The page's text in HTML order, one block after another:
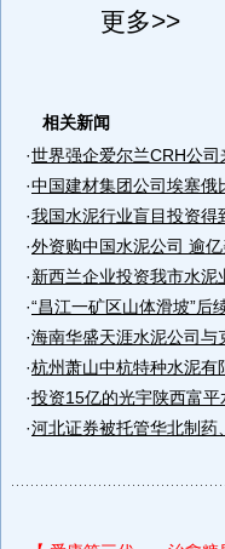
更多>>
相关新闻
·世界强企爱尔兰CRH公
·中国建材集团公司埃塞俄
·我国水泥行业盲目投资得
·外资购中国水泥公司 逾
·新西兰企业投资我市水泥
·“昌江一矿区山体滑坡”后
·海南华盛天涯水泥公司与
·杭州萧山中杭特种水泥有
·投资15亿的光宇陕西富
·河北证券被托管华北制药